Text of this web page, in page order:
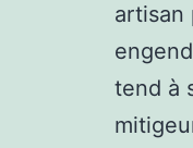
artisan
tend à